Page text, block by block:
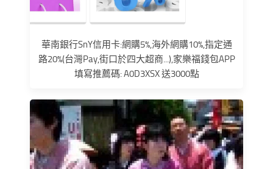
華南銀行SnY信用卡:網購5%,海外網購10%,指定通
路20%(台灣Pay,街口於四大超商...),家樂福錢包APP
填寫推薦碼: A0D3XSX 送3000點